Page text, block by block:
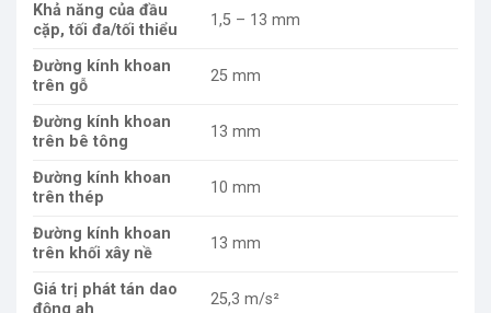
Khả năng của đầu
cặp, tối đa/tối thiểu
1,5 – 13 mm
Đường kính khoan
trên gỗ
25 mm
Đường kính khoan
trên bê tông
13 mm
Đường kính khoan
trên thép
10 mm
Đường kính khoan
trên khối xây nề
13 mm
Giá trị phát tán dao
25,3 m/s²